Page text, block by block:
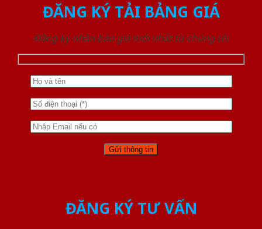
ĐĂNG KÝ TẢI BẢNG GIÁ
Đăng ký nhận báo giá mới nhất từ chúng tôi
ĐĂNG KÝ TƯ VẤN